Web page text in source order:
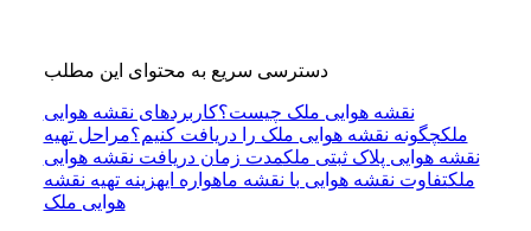
دسترسی سریع به محتوای این مطلب
نقشه هوایی ملک چیست؟کاربردهای نقشه هوایی
ملکچگونه نقشه هوایی ملک را دریافت کنیم؟مراحل تهیه
نقشه هوایی پلاک ثبتی ملکمدت زمان دریافت نقشه هوایی
ملکتفاوت نقشه هوایی با نقشه ماهواره‌ ایهزینه تهیه نقشه
هوایی ملک